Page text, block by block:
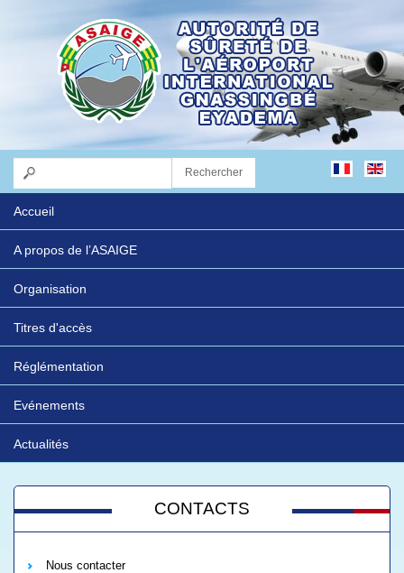
Accueil
A propos de l’ASAIGE
Organisation
Titres d'accès
Réglémentation
Evénements
Actualités
CONTACTS
Nous contacter